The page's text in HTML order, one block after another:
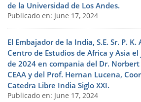
de la Universidad de Los Andes.
Publicado en: June 17, 2024
El Embajador de la India, S.E. Sr. P.
Centro de Estudios de Africa y Asia
de 2024 en compania del Dr.
CEAA y del Prof. Hernan Lucena,
Catedra Libre India Siglo XXI.
Publicado en: June 17, 2024